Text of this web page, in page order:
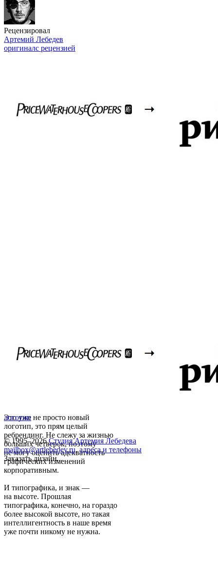
Рецензировал
Артемий Лебедев
оригиналс рецензией
Это уже не просто новый
логотип, это прям целый
ребрендинг. Не слежу за жизнью
больших четверок, поэтому
не могу оценить адекватность
графических изменений
корпоративным.
И типографика, и знак —
на высоте. Прошлая
типографика, конечно, на гораздо
более высокой высоте, но такая
интеллигентность в наше время
уже почти никому не нужна.
логотип
© 1995–2026 Студия Артемия Лебедева
mailbox@artlebedev.ru, адреса и телефоны
Заказать дизайн...